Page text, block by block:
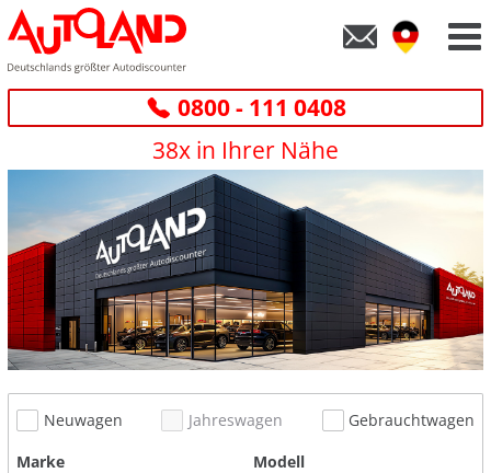
0800 - 111 0408
38x in Ihrer Nähe
Neuwagen Jahreswagen
Gebrauchtwagen
Marke
Modell